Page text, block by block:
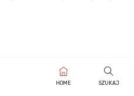
HOME SZUKAJ